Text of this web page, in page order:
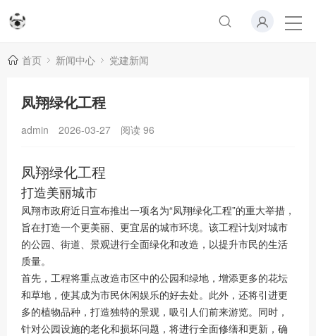
首页 新闻中心 党建新闻
凤翔绿化工程
admin 2026-03-27 阅读 96
凤翔绿化工程
打造美丽城市
凤翔市政府近日宣布推出一项名为“凤翔绿化工程”的重大举措，
旨在打造一个更美丽、更宜居的城市环境。该工程计划对城市
的公园、街道、景观进行全面绿化和改造，以提升市民的生活
质量。
首先，工程将重点改造市区中的公园和绿地，增添更多的花坛
和草地，使其成为市民休闲娱乐的好去处。此外，还将引进更
多的植物品种，打造独特的景观，吸引人们前来游览。同时，
针对公园设施的老化和损坏问题，将进行全面修缮和更新，确